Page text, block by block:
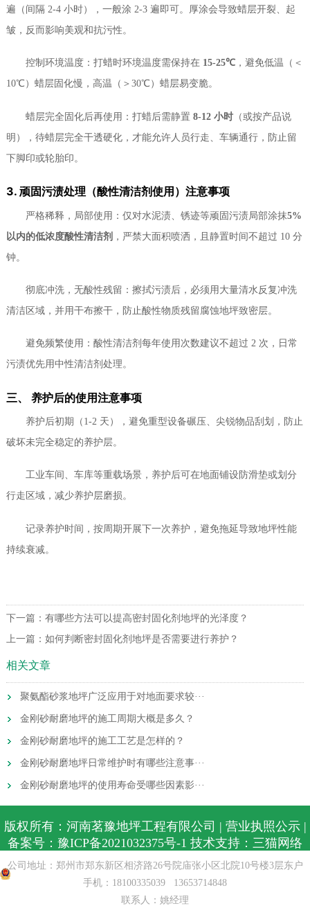
遍（间隔 2-4 小时），一般涂 2-3 遍即可。厚涂会导致蜡层开裂、起
皱，反而影响美观和抗污性。
控制环境温度：打蜡时环境温度需保持在 15-25℃，避免低温（＜
10℃）蜡层固化慢，高温（＞30℃）蜡层易变脆。
蜡层完全固化后再使用：打蜡后需静置 8-12 小时（或按产品说
明），待蜡层完全干透硬化，才能允许人员行走、车辆通行，防止留
下脚印或轮胎印。
3. 顽固污渍处理（酸性清洁剂使用）注意事项
严格稀释，局部使用：仅对水泥渍、锈迹等顽固污渍局部涂抹5%
以内的低浓度酸性清洁剂 ，严禁大面积喷洒，且静置时间不超过 10 分
钟。
彻底冲洗，无酸性残留：擦拭污渍后，必须用大量清水反复冲洗
清洁区域，并用干布擦干，防止酸性物质残留腐蚀地坪致密层。
避免频繁使用：酸性清洁剂每年使用次数建议不超过 2 次，日常
污渍优先用中性清洁剂处理。
三、 养护后的使用注意事项
养护后初期（1-2 天），避免重型设备碾压、尖锐物品刮划，防止
破坏未完全稳定的养护层。
工业车间、车库等重载场景，养护后可在地面铺设防滑垫或划分
行走区域，减少养护层磨损。
记录养护时间，按周期开展下一次养护，避免拖延导致地坪性能
持续衰减。
下一篇： 有哪些方法可以提高密封固化剂地坪的光泽度？
上一篇： 如何判断密封固化剂地坪是否需要进行养护？
相关文章
聚氨酯砂浆地坪广泛应用于对地面要求较···
金刚砂耐磨地坪的施工周期大概是多久？
金刚砂耐磨地坪的施工工艺是怎样的？
金刚砂耐磨地坪日常维护时有哪些注意事···
金刚砂耐磨地坪的使用寿命受哪些因素影···
版权所有：河南茗豫地坪工程有限公司 | 营业执照公示|
备案号： 豫ICP备2021032375号-1 技术支持： 三猫网络
公安备案：
豫公网安备41010702003989号
公司地址：郑州市郑东新区相济路26号院庙张小区北院10号楼3层东户
手机： 18100335039
13653714848
联系人：姚经理